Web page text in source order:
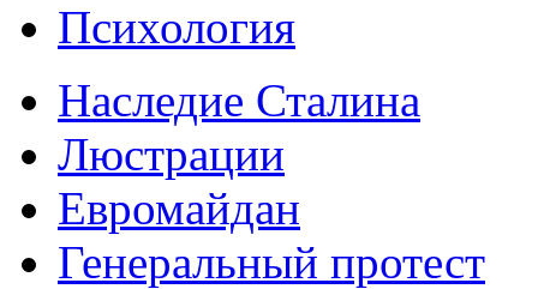
Психология
Наследие Сталина
Люстрации
Евромайдан
Генеральный протест